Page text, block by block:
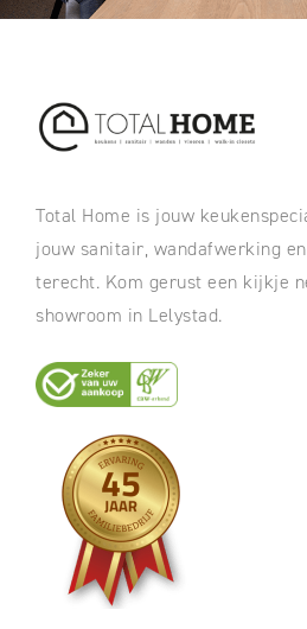
Total Home is jouw
jouw sanitair, wandafwerking
terecht. Kom gerust een kijkje
showroom in Lelystad.